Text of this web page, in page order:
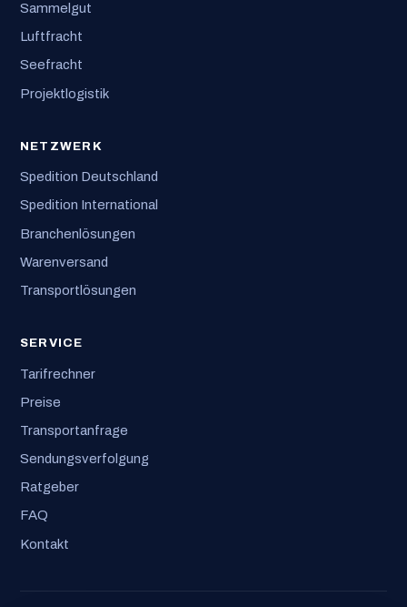
Sammelgut
Luftfracht
Seefracht
Projektlogistik
NETZWERK
Spedition Deutschland
Spedition International
Branchenlösungen
Warenversand
Transportlösungen
SERVICE
Tarifrechner
Preise
Transportanfrage
Sendungsverfolgung
Ratgeber
FAQ
Kontakt